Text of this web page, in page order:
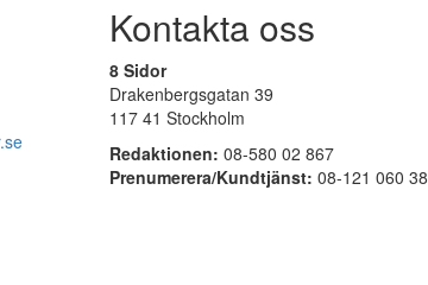
Kontakta oss
8 Sidor
Drakenbergsgatan 39
117 41 Stockholm
Redaktionen: 08-580 02 867
Prenumerera/Kundtjänst: 08-121 060 38